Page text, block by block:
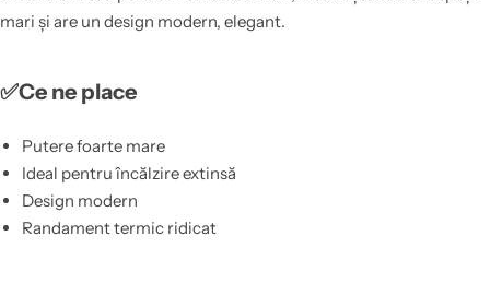
mari și are un design modern, elegant.
✅Ce ne place
Putere foarte mare
Ideal pentru încălzire extinsă
Design modern
Randament termic ridicat